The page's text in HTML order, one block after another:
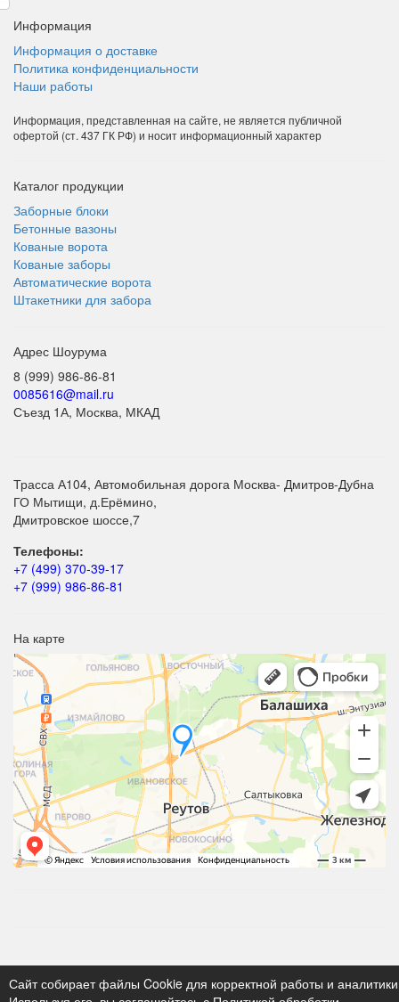
Информация
Информация о доставке
Политика конфиденциальности
Наши работы
Информация, представленная на сайте, не является публичной
офертой (ст. 437 ГК РФ) и носит информационный характер
Каталог продукции
Заборные блоки
Бетонные вазоны
Кованые ворота
Кованые заборы
Автоматические ворота
Штакетники для забора
Адрес Шоурума
0085616@mail.ru
Съезд 1А, Москва, МКАД
Трасса А104, Автомобильная дорога Москва- Дмитров-Дубна
ГО Мытищи, д.Ерёмино,
Дмитровское шоссе,7
Телефоны:
+7 (499) 370-39-17
+7 (999) 986-86-81
На карте
Сайт собирает файлы Cookie для корректной работы и